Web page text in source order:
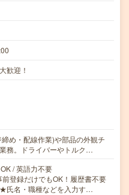
歓迎！
め・配線作業)や部品の外観チ
務。ドライバーやトルク…
/ 英語力不要
登録だけでもOK！履歴書不要
氏名・職種などを入力す…